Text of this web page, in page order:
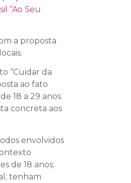
“Ao Seu
a proposta
“Cuidar da
ao fato
18 a 29 anos.
concreta aos
envolvidos
de 18 anos;
tenham